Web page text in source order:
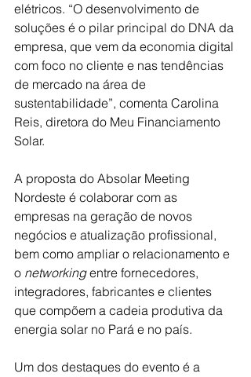
elétricos. “O desenvolvimento de
soluções é o pilar principal do DNA da
empresa, que vem da economia digital
com foco no cliente e nas tendências
de mercado na área de
sustentabilidade”, comenta Carolina
Reis, diretora do Meu Financiamento
Solar.
A proposta do Absolar Meeting
Nordeste é colaborar com as
empresas na geração de novos
negócios e atualização profissional,
bem como ampliar o relacionamento e
o networking entre fornecedores,
integradores, fabricantes e clientes
que compõem a cadeia produtiva da
energia solar no Pará e no país.
Um dos destaques do evento é a